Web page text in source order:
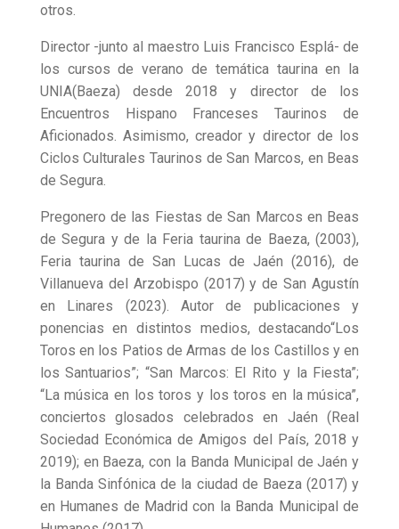
otros.
Director -junto al maestro Luis Francisco Esplá- de
los cursos de verano de temática taurina en la
UNIA(Baeza) desde 2018 y director de los
Encuentros Hispano Franceses Taurinos de
Aficionados. Asimismo, creador y director de los
Ciclos Culturales Taurinos de San Marcos, en Beas
de Segura.
Pregonero de las Fiestas de San Marcos en Beas
de Segura y de la Feria taurina de Baeza, (2003),
Feria taurina de San Lucas de Jaén (2016), de
Villanueva del Arzobispo (2017) y de San Agustín
en Linares (2023). Autor de publicaciones y
ponencias en distintos medios, destacando“Los
Toros en los Patios de Armas de los Castillos y en
los Santuarios”; “San Marcos: El Rito y la Fiesta”;
“La música en los toros y los toros en la música”,
conciertos glosados celebrados en Jaén (Real
Sociedad Económica de Amigos del País, 2018 y
2019); en Baeza, con la Banda Municipal de Jaén y
la Banda Sinfónica de la ciudad de Baeza (2017) y
en Humanes de Madrid con la Banda Municipal de